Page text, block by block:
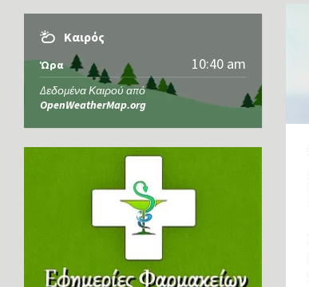
Καιρός
Ώρα 10:40 am
Δεδομένα Καιρού από
OpenWeatherMap.org